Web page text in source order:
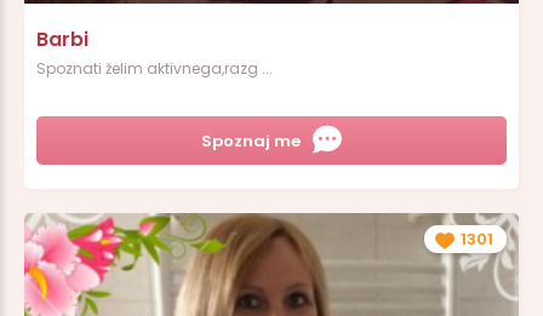
Barbi
Spoznati želim aktivnega,razg ...
Spoznaj me
1301